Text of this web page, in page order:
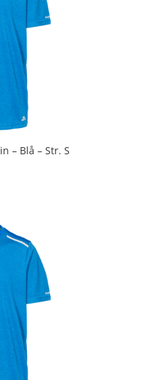
– Blå – Str. S